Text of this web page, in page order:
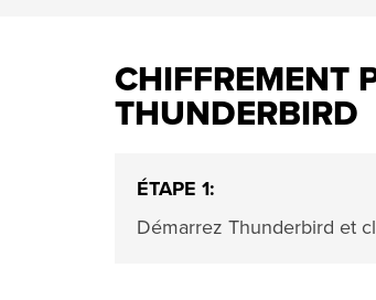
CHIFFREMENT
THUNDERBIRD
ÉTAPE 1:
Démarrez Thunderbird et